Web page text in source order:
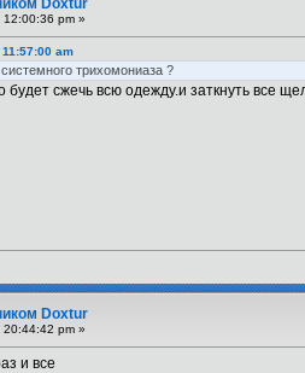
Doxtur
pm »
am
трихомониаза ?
сжечь всю одежду.и заткнуть все
Doxtur
pm »
и все